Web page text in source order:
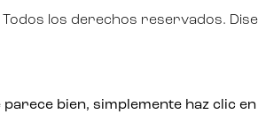
Todos los derechos reservados.
parece bien, simplemente haz clic